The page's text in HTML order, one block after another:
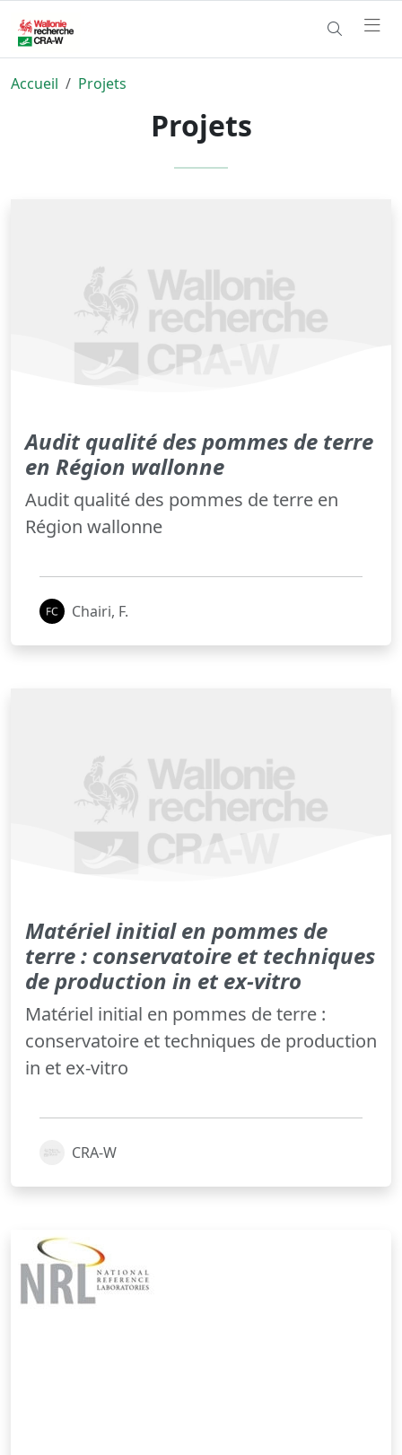
Accueil Projets
Projets
Audit qualité des pommes de terre
en Région wallonne
Audit qualité des pommes de terre en
Région wallonne
Chairi, F.
Matériel initial en pommes de
terre : conservatoire et techniques
de production in et ex-vitro
Matériel initial en pommes de terre :
conservatoire et techniques de production
in et ex-vitro
CRA-W